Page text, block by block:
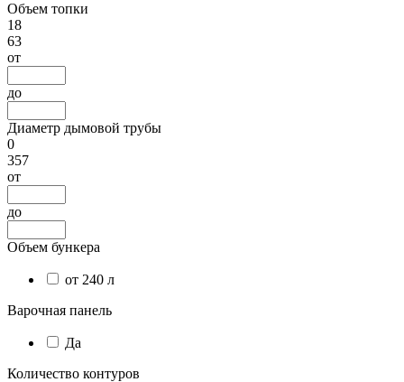
Объем топки
18
63
от
до
Диаметр дымовой трубы
0
357
от
до
Объем бункера
от 240 л
Варочная панель
Да
Количество контуров